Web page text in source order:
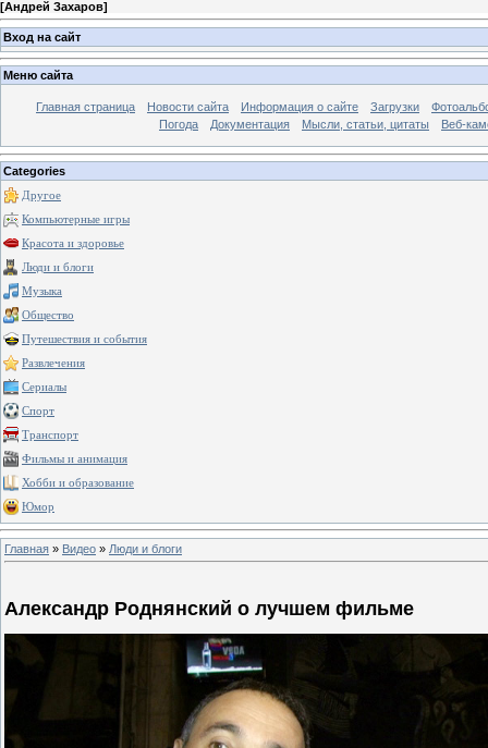
[Андрей Захаров]
Вход на сайт
Меню сайта
Главная страница Новости сайта Информация о сайте Загрузки
Погода
Документация Мысли, статьи, цитаты Веб-
Categories
Другое
Компьютерные игры
Красота и здоровье
Люди и блоги
Музыка
Общество
Путешествия и события
Развлечения
Сериалы
Спорт
Транспорт
Фильмы и анимация
Хобби и образование
Юмор
Главная » Видео » Люди и блоги
Александр Роднянский о лучшем фильме